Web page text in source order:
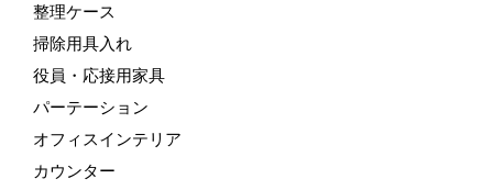
整理ケース
掃除用具入れ
役員・応接用家具
パーテーション
オフィスインテリア
カウンター